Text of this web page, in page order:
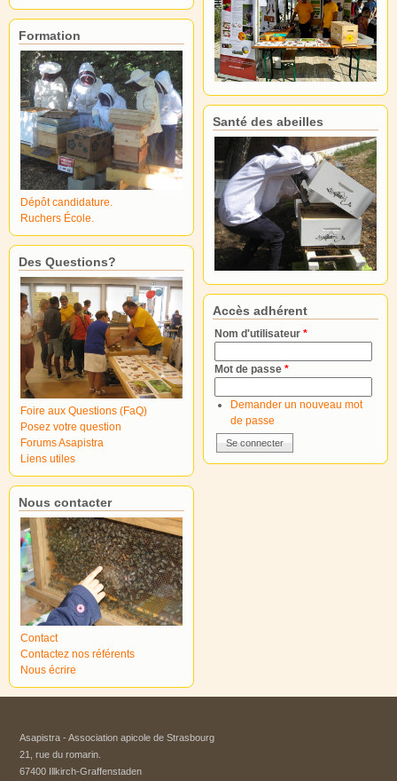
Formation
Dépôt candidature.
Ruchers École.
Des Questions?
Foire aux Questions (FaQ)
Posez votre question
Forums Asapistra
Liens utiles
Nous contacter
Contact
Contactez nos référents
Nous écrire
Santé des abeilles
Accès adhérent
Nom d'utilisateur *
Mot de passe *
Demander un nouveau mot
de passe
Asapistra - Association apicole de Strasbourg​
21, rue du romarin.
67400 Illkirch-Graffenstaden